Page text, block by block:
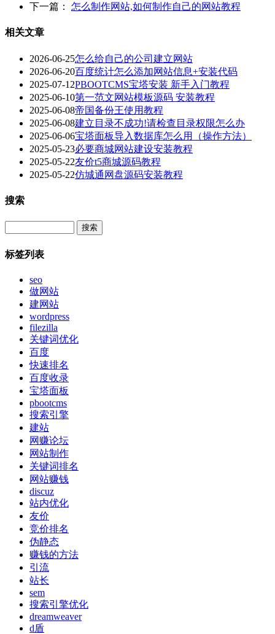
下一篇： 怎么制作网站,如何制作自己的网站教程
相关文章
2026-06-25怎么给自己的公司建立网站
2026-06-20百度统计怎么添加网站信息+安装代码
2025-07-12PBOOTCMS宝塔安装 新手入门教程
2025-06-10第一范文网站模板源码 安装教程
2025-06-08帝国备份王使用教程
2025-06-08建立目录不成功!请检查目录权限怎么办
2025-06-06宝塔面板导入数据库怎么用（操作方法）
2025-05-23必要商城网站建设安装教程
2025-05-22友价t5商城源码教程
2025-05-22仿城通网盘源码安装教程
搜索
标签列表
seo
做网站
建网站
wordpress
filezilla
关键词优化
百度
快速排名
百度收录
宝塔面板
pbootcms
搜索引擎
建站
网赚论坛
网站制作
关键词排名
网站赚钱
discuz
站内优化
友价
竞价排名
伪静态
赚钱的方法
引流
站长
sem
搜索引擎优化
dreamweaver
d盾